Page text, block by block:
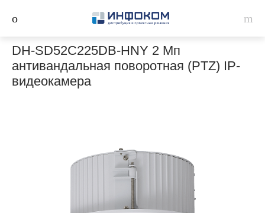
DH-SD52C225DB-HNY 2 Мп
антивандальная поворотная (PTZ) IP-
видеокамера